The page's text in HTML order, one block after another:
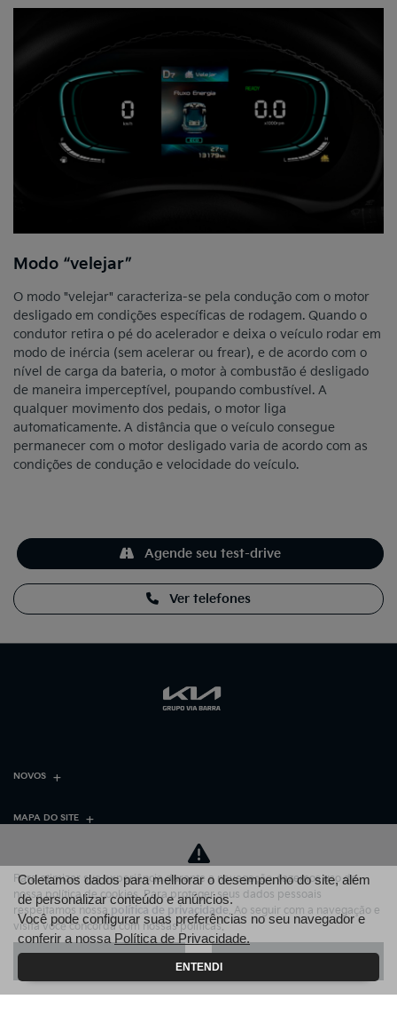
Modo “velejar”
O modo "velejar" caracteriza-se pela condução com o motor
desligado em condições específicas de rodagem. Quando o
condutor retira o pé do acelerador e deixa o veículo rodar em
modo de inércia (sem acelerar ou frear), e de acordo com o
nível de carga da bateria, o motor à combustão é desligado
de maneira imperceptível, poupando combustível. A
qualquer movimento dos pedais, o motor liga
automaticamente. A distância que o veículo consegue
permanecer com o motor desligado varia de acordo com as
condições de condução e velocidade do veículo.
Ver telefones
Agende seu test-drive
NOVOS
MAPA DO SITE
VIA VERDE MOTORS LTDA
CNPJ: 37.322.640/0001-28
Para otimizar sua experiência durante a navegação, fazemos uso de
nossa política de cookies. Para proteger seus dados pessoais
respeitamos nossapolítica de privacidade. Ao seguir com a navegação e
visita você concorda com nossas políticas.
Coletamos dados para melhorar o desempenho do site, além
de personalizar conteúdo e anúncios.
Você pode configurar suas preferências no seu navegador e
conferir a nossa Política de Privacidade.
ENTENDI